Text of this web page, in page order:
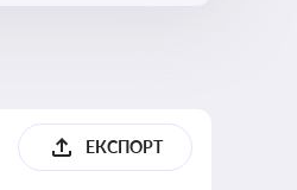
ЕКСПОРТ